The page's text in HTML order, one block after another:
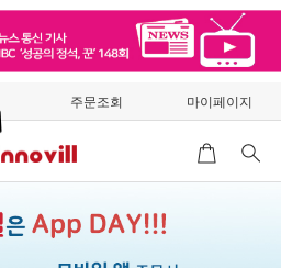
주문조회 마이페이지